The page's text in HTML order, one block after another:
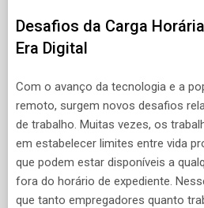
Desafios da Carga
Era Digital
Com o avanço da tecnologia e a
remoto, surgem novos desafios
de trabalho. Muitas vezes, os
em estabelecer limites entre vida
que podem estar disponíveis a
fora do horário de expediente.
que tanto empregadores quanto